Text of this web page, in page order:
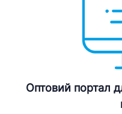
Оптовий портал